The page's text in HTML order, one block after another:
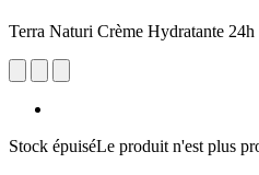
Terra Naturi Crème Hydratante
Stock épuiséLe produit n'est plus